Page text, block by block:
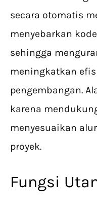
secara otomatis
menyebarkan
sehingga
meningkatkan
pengembangan.
karena
menyesuaikan
proyek.
Fungsi